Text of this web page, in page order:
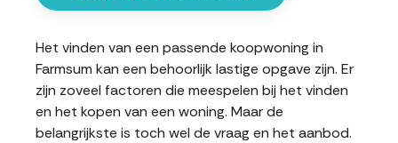
Het vinden van een passende koopwoning in
Farmsum kan een behoorlijk lastige opgave zijn. Er
zijn zoveel factoren die meespelen bij het vinden
en het kopen van een woning. Maar de
belangrijkste is toch wel de vraag en het aanbod.